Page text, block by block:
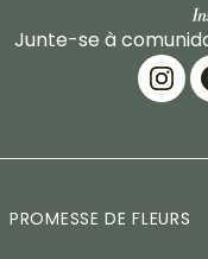
Junte-se à
PROMESSE DE FLEURS